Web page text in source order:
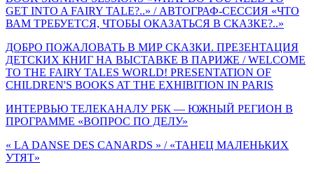
GET INTO A FAIRY TALE?..» / АВТОГРАФ-СЕССИЯ «ЧТО
ВАМ ТРЕБУЕТСЯ, ЧТОБЫ ОКАЗАТЬСЯ В СКАЗКЕ?..»
ДОБРО ПОЖАЛОВАТЬ В МИР СКАЗКИ. ПРЕЗЕНТАЦИЯ
ДЕТСКИХ КНИГ НА ВЫСТАВКЕ В ПАРИЖЕ / WELCOME
TO THE FAIRY TALES WORLD! PRESENTATION OF
CHILDREN'S BOOKS AT THE EXHIBITION IN PARIS
ИНТЕРВЬЮ ТЕЛЕКАНАЛУ РБК — ЮЖНЫЙ РЕГИОН В
ПРОГРАММЕ «ВОПРОС ПО ДЕЛУ»
« LA DANSE DES CANARDS » / «ТАНЕЦ МАЛЕНЬКИХ
УТЯТ»